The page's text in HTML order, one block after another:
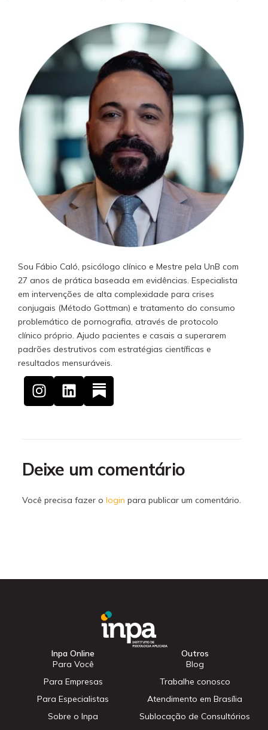
Sou Fábio Caló, psicólogo clínico e Mestre pela UnB com
27 anos de prática baseada em evidências. Especialista
em intervenções de alta complexidade para crises
conjugais (Método Gottman) e tratamento do consumo
problemático de pornografia, através de protocolo
clínico próprio. Ajudo pacientes e casais a superarem
padrões destrutivos com estratégias científicas e
resultados mensuráveis.
Deixe um comentário
Você precisa fazer o login para publicar um comentário.
Inpa Online
Para Você
Para Empresas
Para Especialistas
Sobre o Inpa
Outros
Blog
Trabalhe conosco
Atendimento em Brasília
Sublocação de Consultórios